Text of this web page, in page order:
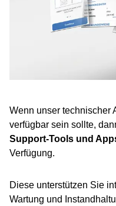
Wenn unser technischer
verfügbar sein sollte,
Support-Tools und
Verfügung.
Diese unterstützen Sie
Wartung und